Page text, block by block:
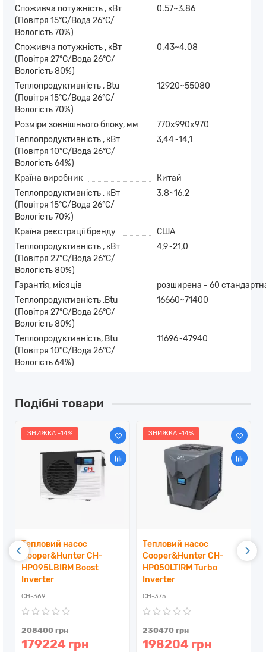
Споживча потужність , кВт
(Повітря 15°C/Вода 26°C/
Вологість 70%)
0.57~3.86
Споживча потужність , кВт
(Повітря 27°C/Вода 26°C/
Вологість 80%)
0.43~4.08
Теплопродуктивність , Btu
(Повітря 15°C/Вода 26°C/
Вологість 70%)
12920~55080
Розміри зовнішнього блоку, мм
770x990x970
Теплопродуктивність , кВт
(Повітря 10°C/Вода 26°C/
Вологість 64%)
3,44~14,1
Країна виробник
Китай
Теплопродуктивність , кВт
(Повітря 15°C/Вода 26°C/
Вологість 70%)
3.8~16.2
Країна реєстрації бренду
США
Теплопродуктивність , кВт
(Повітря 27°C/Вода 26°C/
Вологість 80%)
4,9~21,0
Гарантія, місяців
розширена - 60
Теплопродуктивність ,Btu
(Повітря 27°C/Вода 26°C/
Вологість 80%)
16660~71400
Теплопродуктивність, Btu
(Повітря 10°C/Вода 26°C/
Вологість 64%)
11696~47940
Подібні товари
ЗНИЖКА -14%
Тепловий насос
Cooper&Hunter CH-
HP095LBIRM Boost
Inverter
CH-369
208400 грн
179224 грн
ЗНИЖКА -14%
Тепловий насос
Cooper&Hunter CH-
HP050LTIRM Turbo
Inverter
CH-375
230470 грн
198204 грн